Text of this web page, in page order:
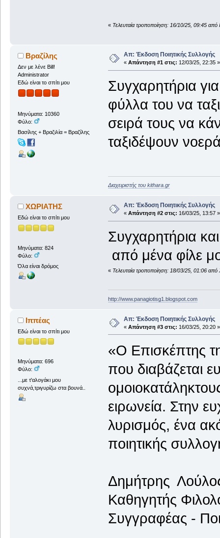
« Τελευταία τροποποίηση: 16/10/25, 09:45 από
Βραζίλης
Δεν με λένε Bill!
Administrator
Εδώ είναι το σπίτι μου
Μηνύματα: 10360
Φύλο:
Βασίλης + Βραζιλία = Βραζίλης
Απ: Έκδοση Ποιητικής Συλλογής
« Απάντηση #1 στις: 12/03/25, 22:35 »
Συγχαρητήρια
φύλλα του να
σειρά τους να
ταξιδέψουν
Διαχειριστής του kithara.gr
ΧΩΡΙΑΤΗΣ
Εδώ είναι το σπίτι μου
Μηνύματα: 824
Φύλο:
Όλα είναι δρόμος
Απ: Έκδοση Ποιητικής Συλλογής
« Απάντηση #2 στις: 16/03/25, 13:57 »
Συγχαρητήρια και
από μένα φίλε
« Τελευταία τροποποίηση: 18/03/25, 01:06
http://www.panagiotisg1.blogspot.com
Ιππέας
Εδώ είναι το σπίτι μου
Μηνύματα: 696
Φύλο:
...με τ'αλογάκι μου
συχνά,τριγυρίζω στα βουνά..
Απ: Έκδοση Ποιητικής Συλλογής
« Απάντηση #3 στις: 16/03/25, 20:20 »
«Ο Επισκέπτης
που διαβάζεται
ειρωνεία. Στην
λυρισμός, ένα
ποιητικής
Δημήτρης
Καθηγητής
Συγγραφέας -